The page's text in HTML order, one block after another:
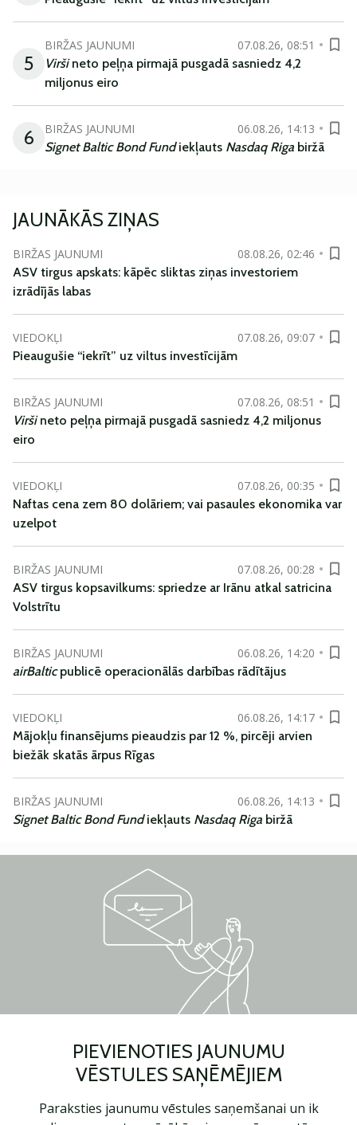
5
BIRŽAS JAUNUMI
07.08.26, 08:51
Viršineto peļņa pirmajā pusgadā sasniedz 4,2
miljonus eiro
6 BIRŽAS JAUNUMI
06.08.26, 14:13
Signet Baltic Bond Fundiekļauts Nasdaq Riga biržā
JAUNĀKĀS ZIŅAS
BIRŽAS JAUNUMI
08.08.26, 02:46
ASV tirgus apskats: kāpēc sliktas ziņas investoriem
izrādījās labas
VIEDOKĻI
07.08.26, 09:07
Pieaugušie “iekrīt” uz viltus investīcijām
BIRŽAS JAUNUMI
07.08.26, 08:51
Viršineto peļņa pirmajā pusgadā sasniedz 4,2 miljonus
eiro
VIEDOKĻI
07.08.26, 00:35
Naftas cena zem 80 dolāriem; vai pasaules ekonomika var
uzelpot
BIRŽAS JAUNUMI
07.08.26, 00:28
ASV tirgus kopsavilkums: spriedze ar Irānu atkal satricina
Volstrītu
BIRŽAS JAUNUMI
06.08.26, 14:20
airBalticpublicē operacionālās darbības rādītājus
VIEDOKĻI
06.08.26, 14:17
Mājokļu finansējums pieaudzis par 12 %, pircēji arvien
biežāk skatās ārpus Rīgas
BIRŽAS JAUNUMI
06.08.26, 14:13
Signet Baltic Bond Fundiekļauts Nasdaq Riga biržā
PIEVIENOTIES JAUNUMU
VĒSTULES SAŅĒMĒJIEM
Paraksties jaunumu vēstules saņemšanai un ik